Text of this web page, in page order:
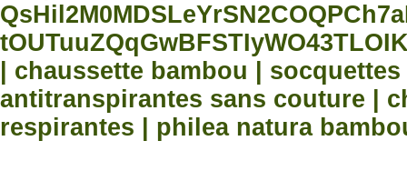
| chaussette bambou |
antitranspirantes sans couture |
respirantes | philea natura